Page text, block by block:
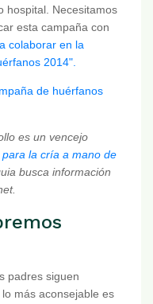
hospital. Necesitamos
esta campaña con
colaborar en la
2014".
de huérfanos
es un vencejo
la cría a mano de
busca información
padres siguen
más aconsejable es